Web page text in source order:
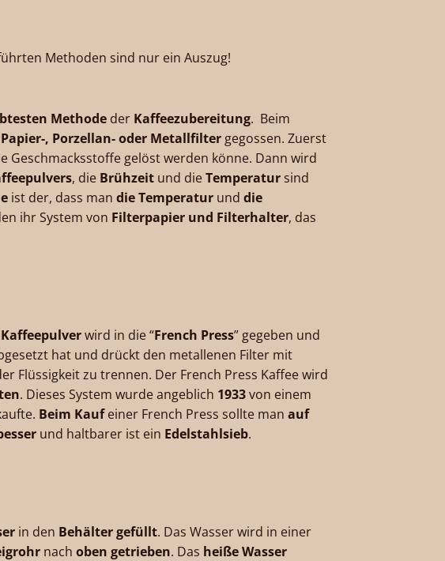
Methoden sind nur ein Auszug!
Methode der Kaffeezubereitung. Beim
, Porzellan- oder Metallfiltergegossen. Zuerst
gelöst werden könne. Dann wird
, die Brühzeit und dieTemperatursind
ist der, dass man die Temperatur und die
ihr System von Filterpapier und Filterhalter, das
Kaffeepulverwird in die “French Press” gegeben und
hat und drückt den metallenen Filter mit
Flüssigkeit zu trennen. Der French Press Kaffee wird
. Dieses System wurde angeblich 1933von einem
Beim Kaufeiner French Press sollte man auf
und haltbarer ist ein Edelstahlsieb.
in den Behälter gefüllt. Das Wasser wird in einer
nach oben getrieben. Das heiße Wasser